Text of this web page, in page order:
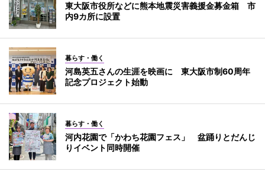
東大阪市役所などに熊本地震災害義援金募金箱 市
内9カ所に設置
暮らす・働く
河島英五さんの生涯を映画に 東大阪市制60周年
記念プロジェクト始動
暮らす・働く
河内花園で「かわち花園フェス」 盆踊りとだんじ
りイベント同時開催